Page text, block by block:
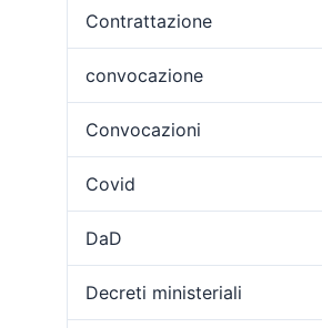
Contrattazione
convocazione
Convocazioni
Covid
DaD
Decreti ministeriali